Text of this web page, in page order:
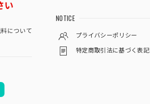
い
について
NOTICE
プライバシーポリシー
特定商取引法に基づく表記